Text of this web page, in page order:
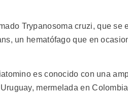
Trypanosoma cruzi, que se
un hematófago que en
es conocido con una
mermelada en